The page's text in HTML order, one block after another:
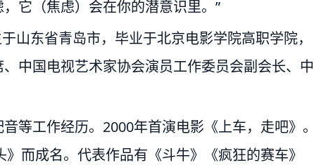
它（焦虑）会在你的潜意识里。”
山东省青岛市，毕业于北京电影学院高职学院，
中国电视艺术家协会演员工作委员会副会长、中
等工作经历。2000年首演电影《上车，走吧》
而成名。代表作品有《斗牛》《疯狂的赛车》